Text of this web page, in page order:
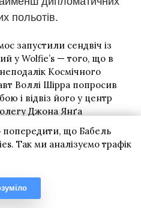
попередити, що Бабель
Так ми аналізуємо трафік